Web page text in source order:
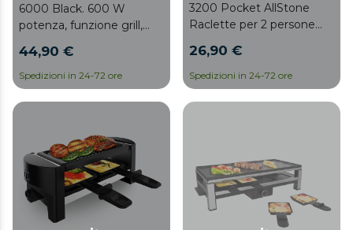
6000 Black. 600 W
potenza, funzione grill,
termostato regolabile, 2
spatole di legno, griglia
superiore antiaderente
44,90 €
Spedizioni in 24-72 ore
3200 Pocket AllStone
Raclette per 2 persone
struttura dal design con
rifiniture in acciaio
inossidabile, tasto On/Off
e piastra piastra per
antiaderenti e 1 spatola in
legno.
26,90 €
Spedizioni in 24-72 ore